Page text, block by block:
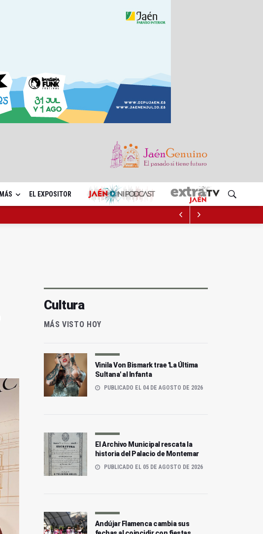
MÁS EL EXPOSITOR
Cultura
MÁS VISTO HOY
Vinila Von Bismark trae 'La Última
Sultana' al Infanta
PUBLICADO EL 04 DE AGOSTO DE 2026
El Archivo Municipal rescata la
historia del Palacio de Montemar
PUBLICADO EL 05 DE AGOSTO DE 2026
Andújar Flamenca cambia sus